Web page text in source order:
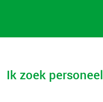
Ik zoek personeel